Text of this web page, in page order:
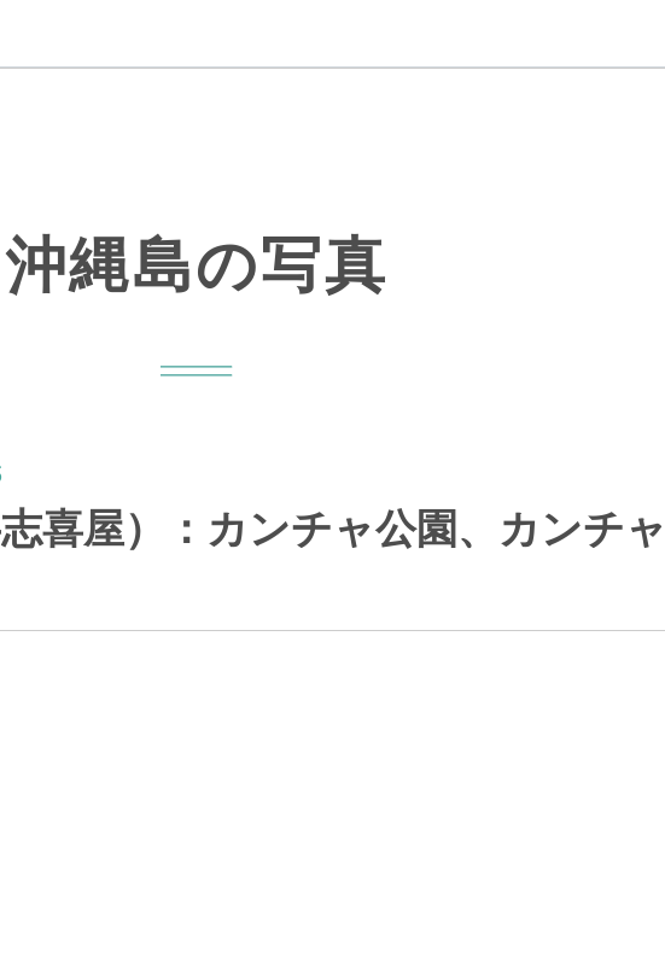
沖縄島の写真
喜屋）：カンチャ公園、カンチャ